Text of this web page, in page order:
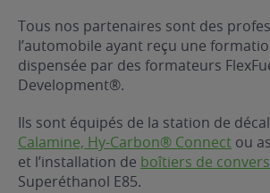
?
gratuit
Tous nos partenaires sont des
l’automobile ayant reçu une
dispensée par des formateurs
Development®.
Ils sont équipés de la station de
Calamine, Hy-Carbon® Connect ou
et l’installation de boîtiers de
Superéthanol E85.